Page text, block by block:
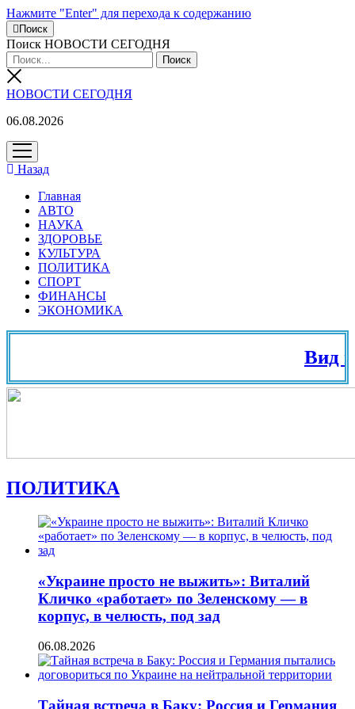
Нажмите "Enter" для перехода к содержанию
Поиск
Поиск НОВОСТИ СЕГОДНЯ
НОВОСТИ СЕГОДНЯ
06.08.2026
открыть
меню
Назад
Главная
АВТО
НАУКА
ЗДОРОВЬЕ
КУЛЬТУРА
ПОЛИТИКА
СПОРТ
ФИНАНСЫ
ЭКОНОМИКА
Вид на
ПОЛИТИКА
«Украине просто не выжить»: Виталий
Кличко «работает» по Зеленскому — в
корпус, в челюсть, под зад
06.08.2026
Тайная встреча в Баку: Россия и Германия